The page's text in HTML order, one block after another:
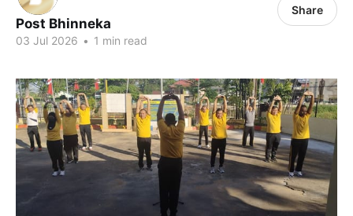
Post Bhinneka
03 Jul 2026 • 1 min read
Share